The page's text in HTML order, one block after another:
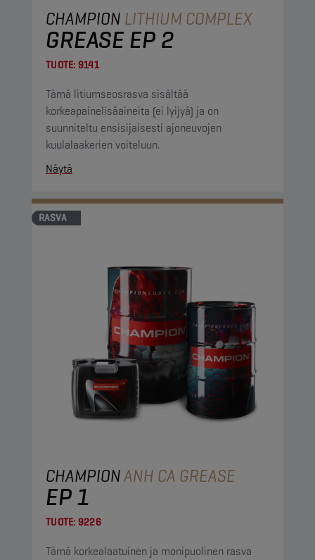
CHAMPION LITHIUM COMPLEX
GREASE EP 2
TUOTE: 9141
Tämä litiumseosrasva sisältää
korkeapainelisäaineita (ei lyijyä) ja on
suunniteltu ensisijaisesti ajoneuvojen
kuulalaakerien voiteluun.
Näytä
RASVA
CHAMPIONANH CA GREASE
EP 1
TUOTE: 9226
Tämä korkealaatuinen ja monipuolinen rasva